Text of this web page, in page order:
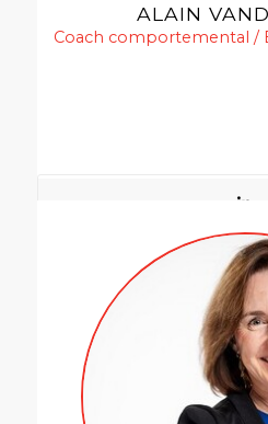
ALAIN
Coach comportemental /